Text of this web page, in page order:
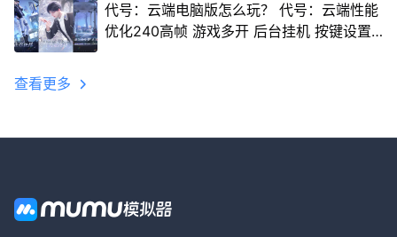
代号：云端电脑版怎么玩？ 代号：云端性能
优化240高帧 游戏多开 后台挂机 按键设置
查看更多